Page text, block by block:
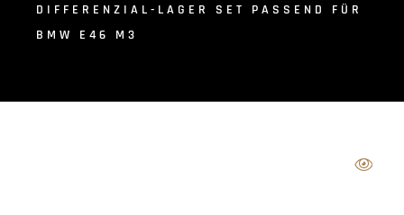
DIFFERENZIAL-LAGER SET PASSEND FÜR
BMW E46 M3